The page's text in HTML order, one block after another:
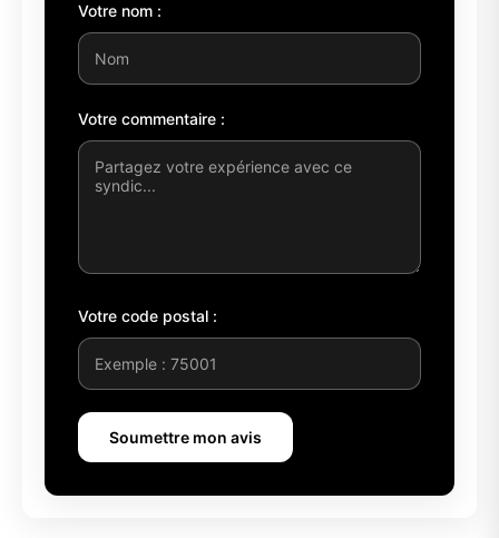
Votre nom :
Votre commentaire :
Votre code postal :
Soumettre mon avis